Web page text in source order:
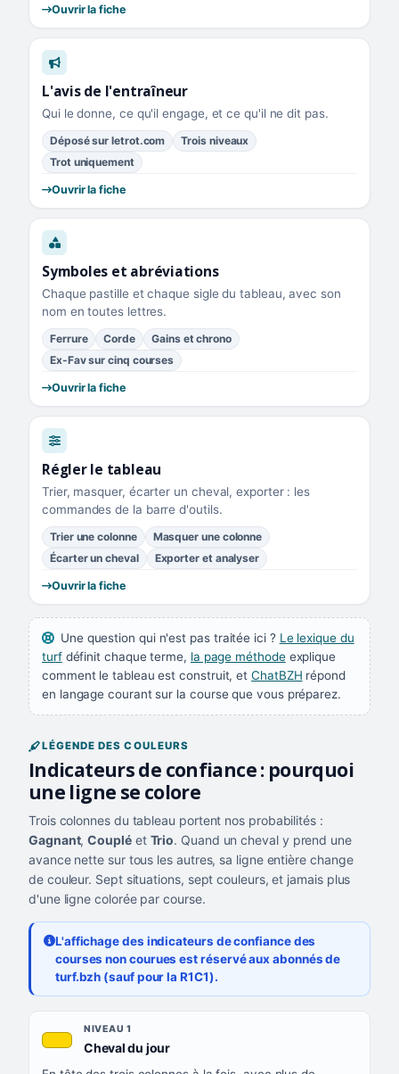
Ouvrir la fiche
L'avis de l'entraîneur
Qui le donne, ce qu'il engage, et ce qu'il ne dit pas.
Déposé sur letrot.com
Trois niveaux
Trot uniquement
Ouvrir la fiche
Symboles et abréviations
Chaque pastille et chaque sigle du tableau, avec son
nom en toutes lettres.
Ferrure Corde
Gains et chrono
Ex-Fav sur cinq courses
Ouvrir la fiche
Régler le tableau
Trier, masquer, écarter un cheval, exporter : les
commandes de la barre d'outils.
Trier une colonne
Masquer une colonne
Écarter un cheval
Exporter et analyser
Ouvrir la fiche
Une question qui n'est pas traitée ici ? Le lexique du
turfdéfinit chaque terme, la page méthodeexplique
comment le tableau est construit, etChatBZH répond
en langage courant sur la course que vous préparez.
LÉGENDE DES COULEURS
Indicateurs de confiance : pourquoi
une ligne se colore
Trois colonnes du tableau portent nos probabilités :
Gagnant,Coupléet Trio. Quand un cheval y prend une
avance nette sur tous les autres, sa ligne entière change
de couleur. Sept situations, sept couleurs, et jamais plus
d'une ligne colorée par course.
L'affichage des indicateurs de confiance des
courses non courues est réservé aux abonnés de
turf.bzh (sauf pour la R1C1).
QUAND LA LIGNE PREND CETTE COULEUR
NIVEAU 1
Cheval du jour, couleur jaune or